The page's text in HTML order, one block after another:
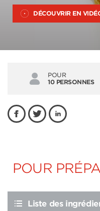
DÉCOUVRIR EN
POUR
10 PERSONNES
POUR
Liste des